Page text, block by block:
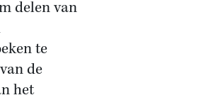
delen van
te
de
het